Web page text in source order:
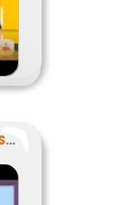
ISMERD MEG AZ ÉLELMISZEREK TITKAIT!